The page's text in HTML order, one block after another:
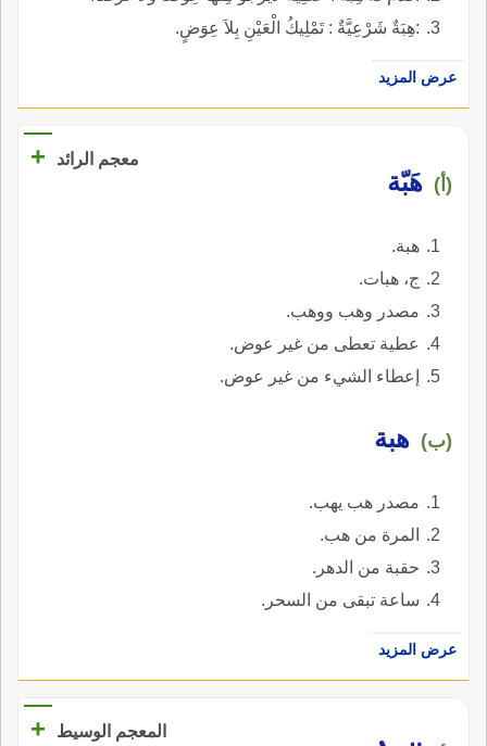
:هِبَةٌ شَرْعِيَّةٌ : تَمْلِيكُ الْعَيْنِ بِلاَ عِوَضٍ.
عرض المزيد
معجم الرائد +
(أ) هَبّة
هبة.
ج، هبات.
مصدر وهب ووهب.
عطية تعطى من غير عوض.
إعطاء الشيء من غير عوض.
(ب) هبة
مصدر هب يهب.
المرة من هب.
حقبة من الدهر.
ساعة تبقى من السحر.
عرض المزيد
المعجم الوسيط +